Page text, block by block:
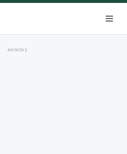
ANNONS